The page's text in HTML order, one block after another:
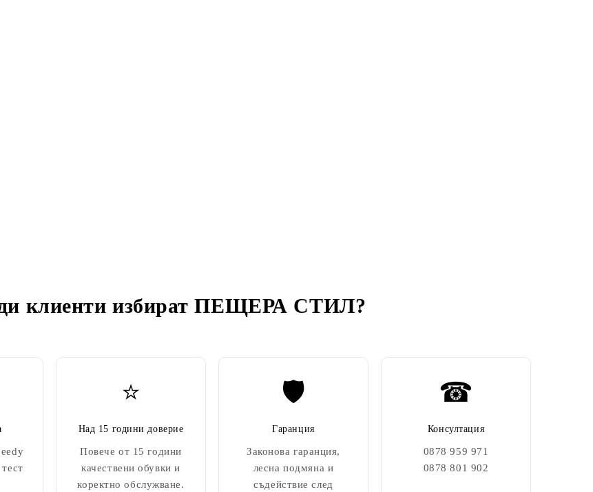
клиенти избиратПЕЩЕРА СТИЛ?
⭐
Над 15 години доверие
Повече от 15 години
качествени обувки и
коректно обслужване.
🛡️
Гаранция
Законова гаранция,
лесна подмяна и
съдействие след
☎
Консултация
0878 959 971
0878 801 902